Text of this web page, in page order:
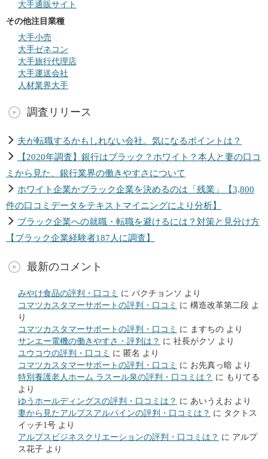
大手通販サイト
その他注目業種
大手小売
大手ゼネコン
大手旅行代理店
大手運送会社
人材業界大手
調査リリース
夫が転職するかもしれない会社。気になるポイントは？
【2020年調査】銀行はブラック？ホワイト？本人と妻の口コ
ミから見た、銀行業界の働きやすさについて
ホワイト企業かブラック企業を決めるのは「残業」【3,800
件の口コミデータをテキストマイニングにより分析】
ブラック企業への就職・転職を避けるには？対策と見分け方
【ブラック企業経験者187人に調査】
最新のコメント
みやけ食品の評判・口コミ に パクチョンソ より
コマツカスタマーサポートの評判・口コミ に 構造改革第二段 よ
り
コマツカスタマーサポートの評判・口コミ に ますちの より
サンエー電機の働きやすさ・評判は？ に 社長がクソ より
ユウコウの評判・口コミ に 匿名 より
コマツカスタマーサポートの評判・口コミ に お先真っ暗 より
特別養護老人ホーム ラスール泉の評判・口コミは？ に もりてる
より
ゆうホールディングスの評判・口コミは？ に あいうえお より
妻から見たアルプスアルパインの評判・口コミは？ に タクトス
イッチ1号 より
アルプスビジネスクリエーションの評判・口コミは？ に アルプ
ス花子 より